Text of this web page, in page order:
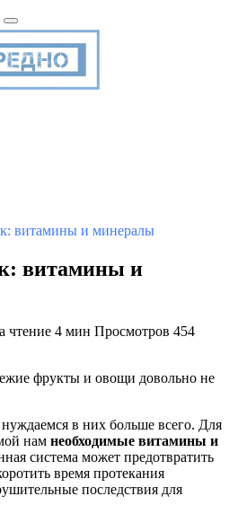
витамины и минералы
витамины и
чтение 4 мин Просмотров 454
фрукты и овощи довольно не
в них больше всего. Для
нам необходимые витамины и
система может предотвратить
время протекания
последствия для